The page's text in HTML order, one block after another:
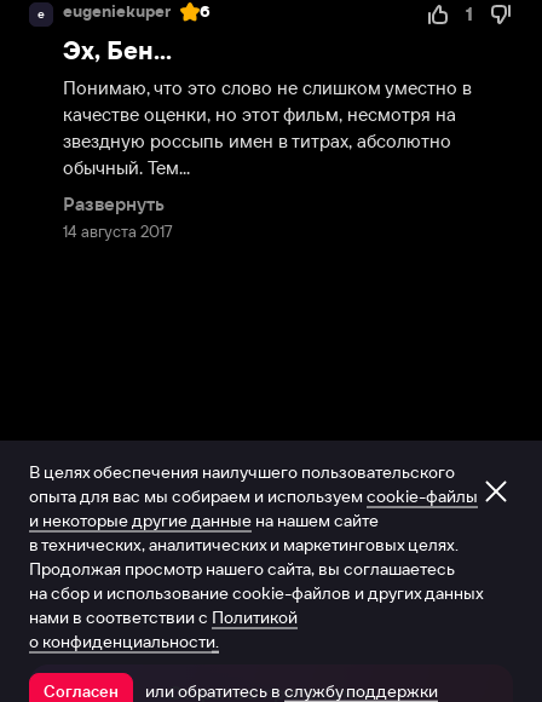
e eugeniekuper
14 августа 2017
6 1
Эх, Бен...
Понимаю, что это слово не слишком уместно в
качестве оценки, но этот фильм, несмотря на
звездную россыпь имен в титрах, абсолютно
обычный. Тем...
Развернуть
Открыть в приложении
В целях обеспечения наилучшего пользовательского
опыта для вас мы собираем и используем cookie-файлы
и некоторые другие данные на нашем сайте
в технических, аналитических и маркетинговых целях.
Продолжая просмотр нашего сайта, вы соглашаетесь
на сбор и использование cookie-файлов и других данных
нами в соответствии с Политикой
о конфиденциальности.
Согласен или обратитесь в службу поддержки